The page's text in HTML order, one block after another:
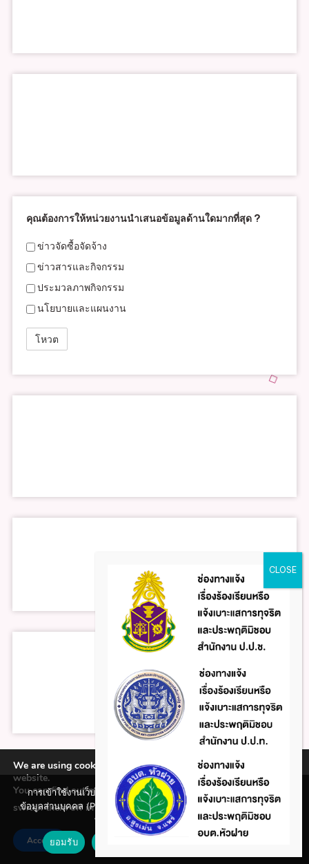
คุณต้องการให้หน่วยงานนำเสนอข้อมูลด้านใดมากที่สุด ?
ข่าวจัดซื้อจัดจ้าง
ข่าวสารและกิจกรรม
ประมวลภาพกิจกรรม
นโยบายและแผนงาน
We are using cookies to give you the best experience on our
website.
You can find out more about which cookies we are using or
switch them off in
settings.
Accept
การเข้าใช้งานเว็บไซต์แห่งนี้ถือว่าท่านรับทราบใน นโยบายคุ้มครอง
ข้อมูลส่วนบุคคล (Privacy policy) และ นโยบายคุกกี้ (Cookie policy)
ที่ทางหน่วยงานได้จัดทำขึ้นแล้ว
ยอมรับ